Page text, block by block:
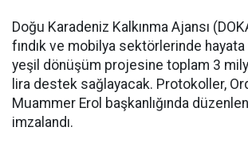
Doğu Karadeniz Kalkınma Ajansı
fındık ve mobilya sektörlerinde
yeşil dönüşüm projesine toplam 3
lira destek sağlayacak. Protokoller,
Muammer Erol başkanlığında
imzalandı.